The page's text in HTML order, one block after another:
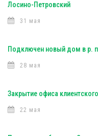
Лосино-Петровский
31 мая
Подключен новый дом в р.
28 мая
Закрытие офиса
22 мая